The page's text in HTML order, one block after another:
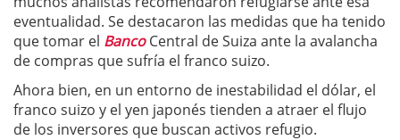
eventualidad. Se destacaron las medidas que ha tenido
que tomar el Banco Central de Suiza ante la avalancha
de compras que sufría el franco suizo.
Ahora bien, en un entorno de inestabilidad el dólar, el
franco suizo y el yen japonés tienden a atraer el flujo
de los inversores que buscan activos refugio.